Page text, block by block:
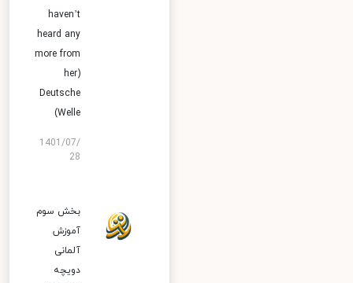
haven’t
heard any
more from
her)
Deutsche
Welle)
1401/07/
28
بخش سوم
آموزش
آلمانی
دویچه